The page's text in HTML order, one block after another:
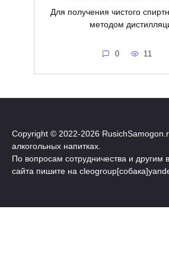
Для получения чистого
методом
0 11
Copyright © 2022-2026
алкогольных напитках.
По вопросам сотрудничества и другим
сайта пишите на